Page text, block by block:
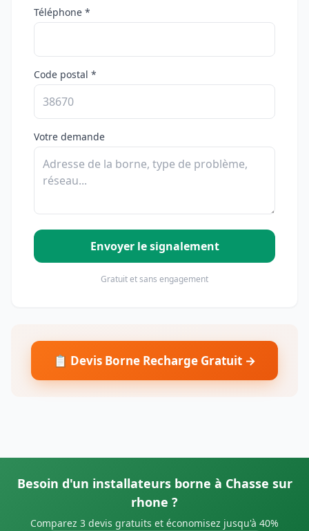
Téléphone *
Code postal *
Votre demande
Envoyer le signalement
Gratuit et sans engagement
📋 Devis Borne Recharge Gratuit →
Besoin d'un installateurs borne à Chasse sur
rhone ?
Comparez 3 devis gratuits et économisez jusqu'à 40%